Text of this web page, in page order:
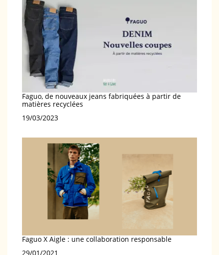
Faguo, de nouveaux jeans fabriquées à partir de
matières recyclées
Date
19/03/2023
Faguo X Aigle : une collaboration responsable
Date
29/01/2021